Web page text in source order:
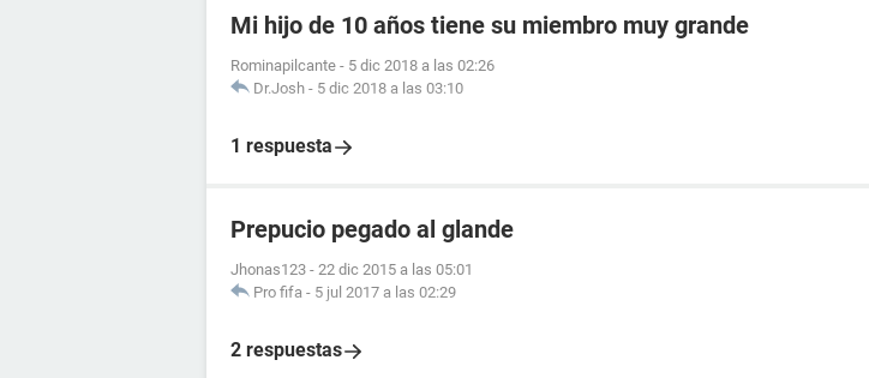
Mi hijo de 10 años tiene su miembro muy grande
Rominapilcante - 5 dic 2018 a las 02:26
Dr.Josh - 5 dic 2018 a las 03:10
1 respuesta
Prepucio pegado al glande
Jhonas123 - 22 dic 2015 a las 05:01
Pro fifa - 5 jul 2017 a las 02:29
2 respuestas